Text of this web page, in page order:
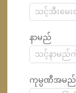
နာမည်
ကုမ္ပဏီအမည်